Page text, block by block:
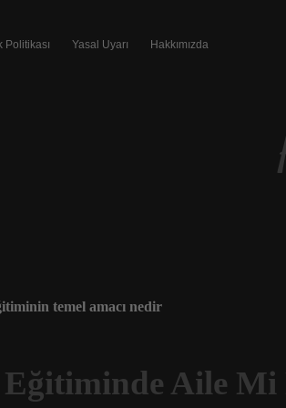
Politikası Yasal Uyarı Hakkımızda
temel amacı nedir
Aile